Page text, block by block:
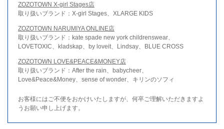
ZOZOTOWN X-girl Stages店
取り扱いブランド：X-girl Stages、XLARGE KIDS
ZOZOTOWN NARUMIYA ONLINE店
取り扱いブランド：kate spade new york childrenswear、
LOVETOXIC、kladskap、by loveit、Lindsay、BLUE CROSS
ZOZOTOWN LOVE&PEACE&MONEY店
取り扱いブランド：After the rain、babycheer、
Love&Peace&Money、sense of wonder、キリンのソフィ
お客様にはご不便をおかけいたしますが、何卒ご理解いただきますよ
うお願い申し上げます。